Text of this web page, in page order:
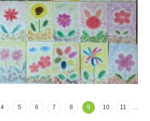
…
4 5 6 7 8 9 10 11